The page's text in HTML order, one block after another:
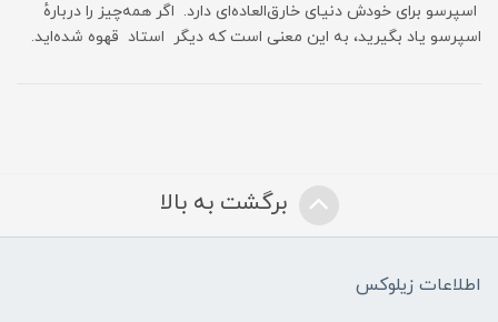
اسپرسو برای خودش دنیای خارق‌العاده‌ای دارد. اگر همه‌چیز را دربارهٔ
اسپرسو یاد بگیرید، به این معنی است که دیگر استاد قهوه شده‌اید.
برگشت به بالا
اطلاعات زیلوکس